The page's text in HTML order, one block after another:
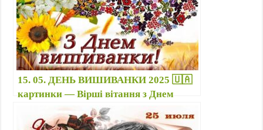
фотографии детей
15. 05. ДЕНЬ ВИШИВАНКИ 2025 🇺🇦
картинки — Вірші вітання з Днем
вишиванки з гарними словами — С
Днем вышиванки стих красивый